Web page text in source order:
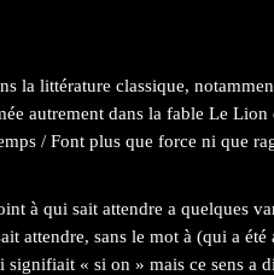
la littérature classique,
autrement dans la fable Le Lion
/ Font plus que force ni que
à qui sait attendre a quelques
attendre, sans le mot à (qui a
« si on » mais ce sens a